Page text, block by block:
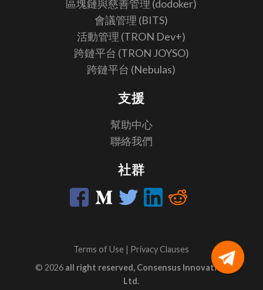
區塊鏈與慈善管理 (dodoker)
會議管理 (BITS)
活動管理 (TRON Dev+)
跨鏈平台 (TRON JOYSO)
跨鏈平台 (Nebulas)
支援
幫助中心
聯絡我們
社群
Terms of Use | Privacy Clauses
© 2026 all right reserved, Consensus Innovation
Ltd.